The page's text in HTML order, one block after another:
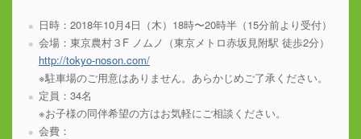
日時：2018年10月4日（木）18時〜20時半（15分前より受付）
会場：東京農村３F ノムノ（東京メトロ赤坂見附駅 徒歩2分）
http://tokyo-noson.com/
※駐車場のご用意はありません。あらかじめご了承ください。
定員：34名
※お子様の同伴希望の方はお気軽にご相談ください。
会費：